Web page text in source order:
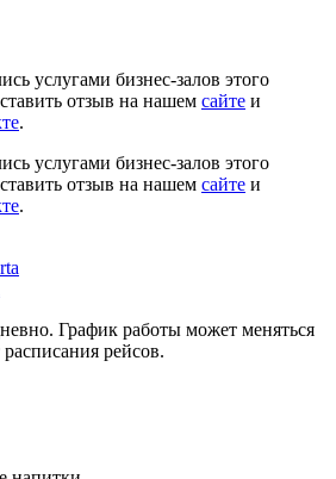
услугами бизнес-залов этого
отзыв на нашем сайте и
.
услугами бизнес-залов этого
отзыв на нашем сайте и
.
График работы может меняться
рейсов.